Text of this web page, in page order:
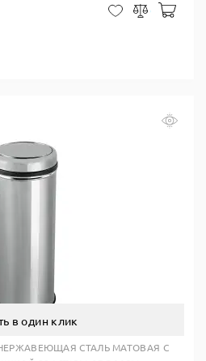
В закладки
Сравнить
в один клик
СТАЛЬ МАТОВАЯ С